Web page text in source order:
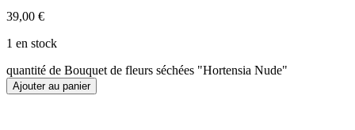
39,00 €
1 en stock
quantité de Bouquet de fleurs séchées "Hortensia Nude"
Ajouter au panier